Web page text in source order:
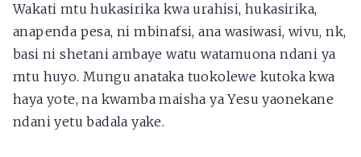
Wakati mtu hukasirika kwa urahisi, hukasirika,
anapenda pesa, ni mbinafsi, ana wasiwasi, wivu, nk,
basi ni shetani ambaye watu watamuona ndani ya
mtu huyo. Mungu anataka tuokolewe kutoka kwa
haya yote, na kwamba maisha ya Yesu yaonekane
ndani yetu badala yake.